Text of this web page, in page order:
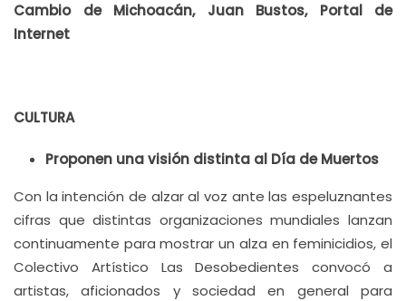
Cambio de Michoacán, Juan Bustos, Portal de
Internet
CULTURA
Proponen una visión distinta al Día de Muertos
Con la intención de alzar al voz ante las espeluznantes
cifras que distintas organizaciones mundiales lanzan
continuamente para mostrar un alza en feminicidios, el
Colectivo Artístico Las Desobedientes convocó a
artistas, aficionados y sociedad en general para